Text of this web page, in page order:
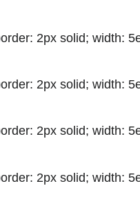
2px solid; width:
2px solid; width:
2px solid; width:
2px solid; width: